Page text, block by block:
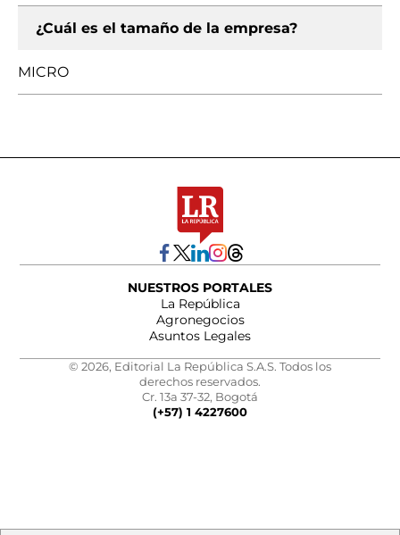
¿Cuál es el tamaño de la empresa?
MICRO
NUESTROS PORTALES
La República
Agronegocios
Asuntos Legales
© 2026, Editorial La República S.A.S. Todos los
derechos reservados.
Cr. 13a 37-32, Bogotá
(+57) 1 4227600